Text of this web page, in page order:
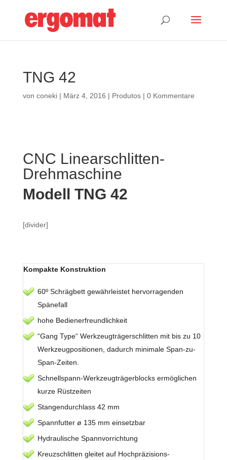
TNG 42
von coneki| März 4, 2016 | Produtos| 0 Kommentare
CNC Linearschlitten-
Drehmaschine
Modell TNG 42
[divider]
Kompakte Konstruktion
60º Schrägbett gewährleistet hervorragenden
Spänefall
hohe Bedienerfreundlichkeit
“Gang Type“ Werkzeugträgerschlitten mit bis zu 10
Werkzeugpositionen, dadurch minimale Span-zu-
Span-Zeiten.
Schnellspann-Werkzeugträgerblocks ermöglichen
kurze Rüstzeiten
Stangendurchlass 42 mm
Spannfutter ø 135 mm einsetzbar
Hydraulische Spannvorrichtung
Kreuzschlitten gleitet auf Hochpräzisions-